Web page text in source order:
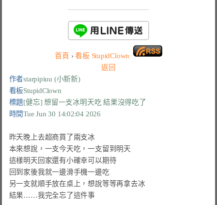
首頁 › 看板 StupidClown
返回
作者starpipiuu (小新新)
看板StupidClown
標題[健忘] 想留一支冰明天吃 結果沒得吃了
時間Tue Jun 30 14:02:04 2026
昨天晚上去超商買了兩支冰
本來想說，一支今天吃，一支留到明天
這樣明天回家還有小確幸可以期待
回到家後我就一邊滑手機一邊吃
另一支就順手放在桌上，想說等等再拿去冰
結果……我完全忘了這件事